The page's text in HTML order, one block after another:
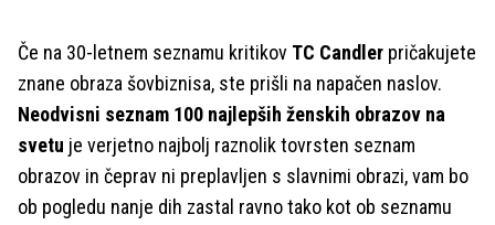
Če na 30-letnem seznamu kritikov TC Candler pričakujete
znane obraza šovbiznisa, ste prišli na napačen naslov.
Neodvisni seznam 100 najlepših ženskih obrazov na
svetu je verjetno najbolj raznolik tovrsten seznam
obrazov in čeprav ni preplavljen s slavnimi obrazi, vam bo
ob pogledu nanje dih zastal ravno tako kot ob seznamu